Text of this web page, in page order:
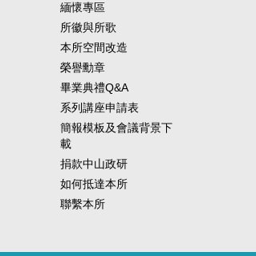
緬懷專區
所徽與所歌
本所空間改造
榮譽勳章
畢業典禮Q&A
系列講座申請表
簡報模板及會議背景下
載
捐款中山政研
如何抵達本所
聯繫本所